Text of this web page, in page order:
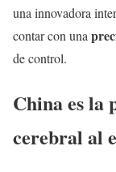
una innovadora
contar con una
de control.
China es la
cerebral al